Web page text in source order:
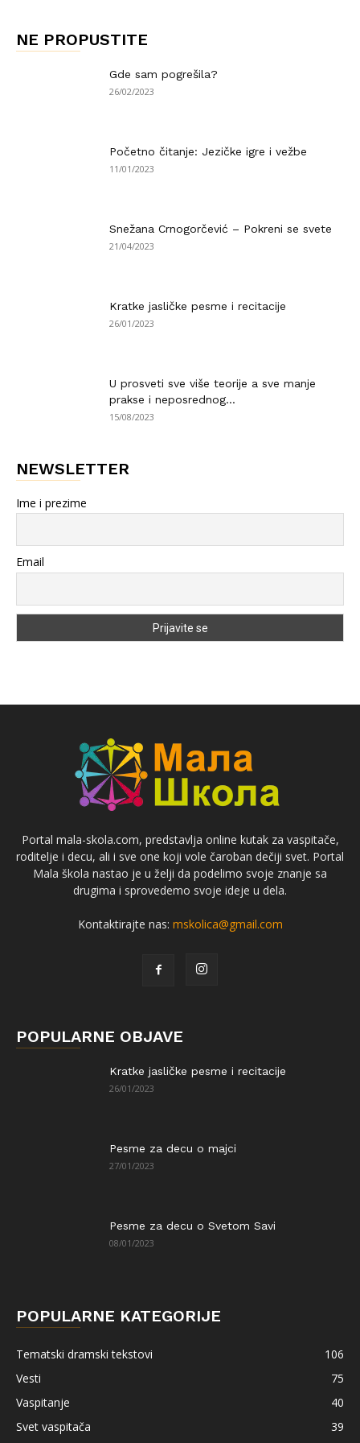
NE PROPUSTITE
Gde sam pogrešila?
26/02/2023
Početno čitanje: Jezičke igre i vežbe
11/01/2023
Snežana Crnogorčević – Pokreni se svete
21/04/2023
Kratke jasličke pesme i recitacije
26/01/2023
U prosveti sve više teorije a sve manje
prakse i neposrednog...
15/08/2023
NEWSLETTER
Ime i prezime
Email
Portal mala-skola.com, predstavlja online kutak za vaspitače,
roditelje i decu, ali i sve one koji vole čaroban dečiji svet. Portal
Mala škola nastao je u želji da podelimo svoje znanje sa
drugima i sprovedemo svoje ideje u dela.
Kontaktirajte nas: mskolica@gmail.com
POPULARNE OBJAVE
Kratke jasličke pesme i recitacije
26/01/2023
Pesme za decu o majci
27/01/2023
Pesme za decu o Svetom Savi
08/01/2023
POPULARNE KATEGORIJE
Tematski dramski tekstovi
106
Vesti
75
Vaspitanje
40
Svet vaspitača
39